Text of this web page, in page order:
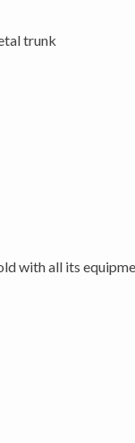
trunk
with all its